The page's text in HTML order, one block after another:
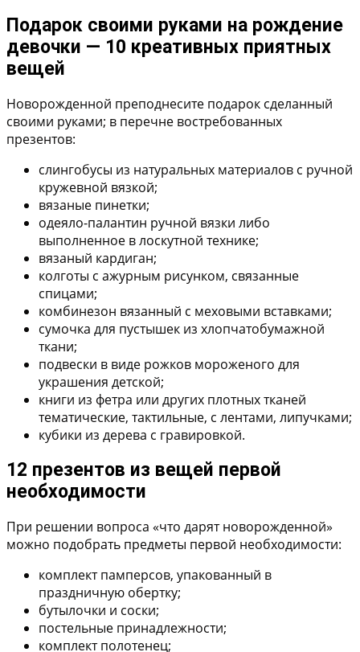
Подарок своими руками на рождение
девочки — 10 креативных приятных
вещей
Новорожденной преподнесите подарок сделанный
своими руками; в перечне востребованных
презентов:
слингобусы из натуральных материалов с ручной
кружевной вязкой;
вязаные пинетки;
одеяло-палантин ручной вязки либо
выполненное в лоскутной технике;
вязаный кардиган;
колготы с ажурным рисунком, связанные
спицами;
комбинезон вязанный с меховыми вставками;
сумочка для пустышек из хлопчатобумажной
ткани;
подвески в виде рожков мороженого для
украшения детской;
книги из фетра или других плотных тканей
тематические, тактильные, с лентами, липучками;
кубики из дерева с гравировкой.
12 презентов из вещей первой
необходимости
При решении вопроса «что дарят новорожденной»
можно подобрать предметы первой необходимости:
комплект памперсов, упакованный в
праздничную обертку;
бутылочки и соски;
постельные принадлежности;
комплект полотенец;